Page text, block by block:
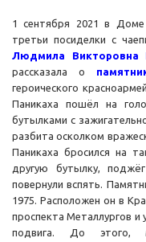
1 сентября 2021 в Доме
третьи посиделки с
Людмила Викторовна
рассказала о
героического
Паникаха пошёл на
бутылками с
разбита осколком
Паникаха бросился на
другую бутылку,
повернули вспять.
1975. Расположен он в
проспекта Металлургов и
подвига. До этого,